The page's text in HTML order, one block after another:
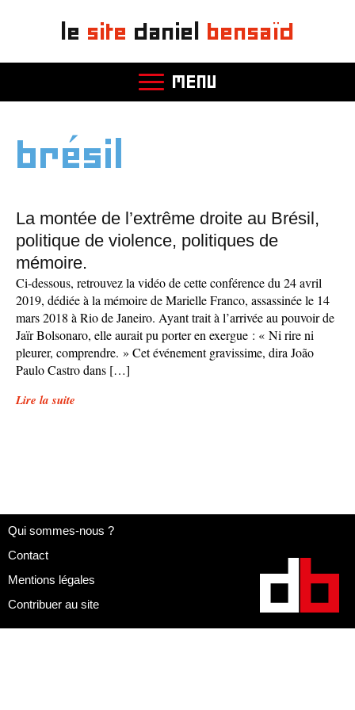
le site daniel bensaïd
MENU
brésil
La montée de l’extrême droite au Brésil,
politique de violence, politiques de
mémoire.
Ci-dessous, retrouvez la vidéo de cette conférence du 24 avril
2019, dédiée à la mémoire de Marielle Franco, assassinée le 14
mars 2018 à Rio de Janeiro. Ayant trait à l’arrivée au pouvoir de
Jaïr Bolsonaro, elle aurait pu porter en exergue : « Ni rire ni
pleurer, comprendre. » Cet événement gravissime, dira João
Paulo Castro dans […]
Lire la suite
Qui sommes-nous ?
Contact
Mentions légales
Contribuer au site